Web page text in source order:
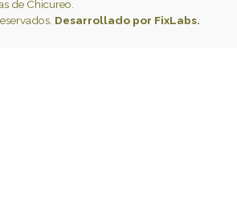
de Chicureo.
Desarrollado por FixLabs.